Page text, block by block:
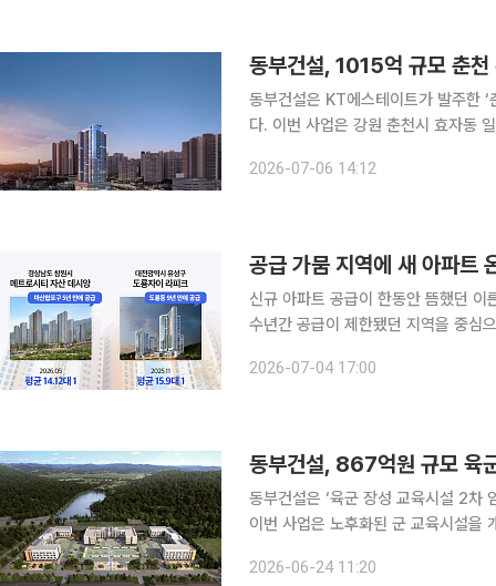
동부건설은 KT에스테이트가 발주한
다. 이번 사업은 강원 춘천시 효자동 일원에 지하 6층~지상 39층 규모의 주상복합 단지를 조성하는
택은 전용면적 59㎡ 32가구, 84㎡
2026-07-06 14:12
공급 가뭄 지역에 새 아파트
신규 아파트 공급이 한동안 뜸했던 이
수년간 공급이 제한됐던 지역을 중심
움 거제’를 분양한다. 단지는 10개
2026-07-04 17:00
동부건설, 867억원 규모 육
동부건설은 ‘육군 장성 교육시설 2차
이번 사업은 노후화된 군 교육시설을
~지상 4층 규모의 교육생 숙소 3개
2026-06-24 11:20